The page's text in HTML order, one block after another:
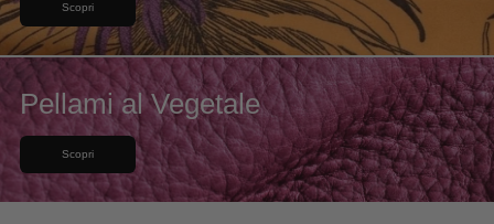
Scopri
Pellami al Vegetale
Scopri